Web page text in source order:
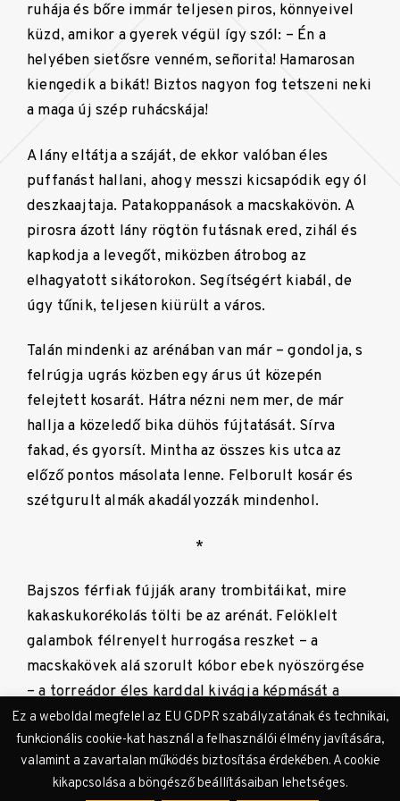
ruhája és bőre immár teljesen piros, könnyeivel
küzd, amikor a gyerek végül így szól: – Én a
helyében sietősre venném, señorita! Hamarosan
kiengedik a bikát! Biztos nagyon fog tetszeni neki
a maga új szép ruhácskája!
A lány eltátja a száját, de ekkor valóban éles
puffanást hallani, ahogy messzi kicsapódik egy ól
deszkaajtaja. Patakoppanások a macskakövön. A
pirosra ázott lány rögtön futásnak ered, zihál és
kapkodja a levegőt, miközben átrobog az
elhagyatott sikátorokon. Segítségért kiabál, de
úgy tűnik, teljesen kiürült a város.
Talán mindenki az arénában van már – gondolja, s
felrúgja ugrás közben egy árus út közepén
felejtett kosarát. Hátra nézni nem mer, de már
hallja a közeledő bika dühös fújtatását. Sírva
fakad, és gyorsít. Mintha az összes kis utca az
előző pontos másolata lenne. Felborult kosár és
szétgurult almák akadályozzák mindenhol.
*
Bajszos férfiak fújják arany trombitáikat, mire
kakaskukorékolás tölti be az arénát. Felöklelt
galambok félrenyelt hurrogása reszket – a
macskakövek alá szorult kóbor ebek nyöszörgése
– a torreádor éles karddal kivágja képmását a
tükörből és átnyújtja szerelmének, aki rúzzsal
kikent ajkával vörösre csókolja azt. Később a férfi
belép a plaza de toros-ba, és figyeli, ahogy
karjában fekete árnyékká sorvad a tükörkép.
Ez a weboldal megfelel az EU GDPR szabályzatának és technikai,
funkcionális cookie-kat használ a felhasználói élmény javítására,
valamint a zavartalan működés biztosítása érdekében. A cookie
kikapcsolása a böngésző beállításaiban lehetséges.